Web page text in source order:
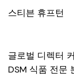
스티븐 휴프턴
글로벌 디렉터
DSM 식품 전문